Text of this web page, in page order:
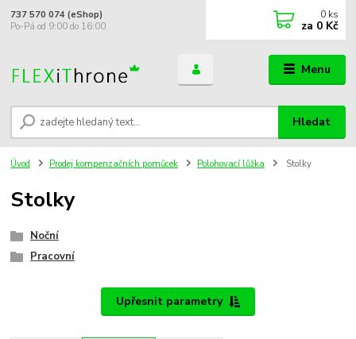
Menu
Hledat
737 570 074 (eShop)
Po-Pá od 9:00 do 16:00
0 ks
za 0 Kč
Úvod Prodej kompenzačních pomůcek Polohovací lůžka Stolky
Stolky
Noční
Pracovní
Upřesnit parametry